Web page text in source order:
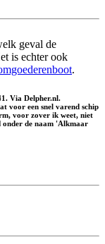
geval de
is echter ook
.
Via Delpher.nl.
voor een snel varend schip
voor zover ik weet, niet
onder de naam 'Alkmaar